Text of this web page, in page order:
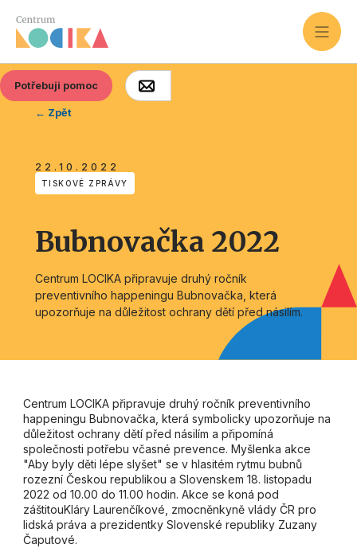
Potřebuji pomoc
← Zpět
22.10.2022
TISKOVÉ ZPRÁVY
Bubnovačka 2022
Centrum LOCIKA připravuje druhý ročník
preventivního happeningu Bubnovačka, která
upozorňuje na důležitost ochrany dětí před násilím.
Centrum LOCIKA připravuje druhý ročník preventivního
happeningu Bubnovačka, která symbolicky upozorňuje na
důležitost ochrany dětí před násilím a připomíná
společnosti potřebu včasné prevence. Myšlenka akce
"Aby byly děti lépe slyšet" se v hlasitém rytmu bubnů
rozezní Českou republikou a Slovenskem 18. listopadu
2022 od 10.00 do 11.00 hodin. Akce se koná pod
záštitouKláry Laurenčíkové, zmocněnkyně vlády ČR pro
lidská práva a prezidentky Slovenské republiky Zuzany
Čaputové.